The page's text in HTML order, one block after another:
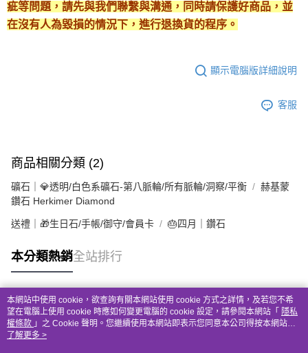
疵等問題，請先與我們聯繫與溝通，同時請保護好商品，並
在沒有人為毀損的情況下，進行退換貨的程序。
顯示電腦版詳細說明
客服
商品相關分類 (2)
礦石｜💎透明/白色系礦石-第八脈輪/所有脈輪/洞察/平衡
赫基蒙
鑽石 Herkimer Diamond
送禮｜🎁生日石/手帳/御守/會員卡 🎂四月｜鑽石
本分類熱銷全站排行
熱門標籤
本網站中使用 cookie，欲查詢有關本網站使用 cookie 方式之詳情，及若您不希
望在電腦上使用 cookie 時應如何變更電腦的 cookie 設定，請參閱本網站「 隱私
權條款 」之 Cookie 聲明。您繼續使用本網站即表示您同意本公司得按本網站使
用條款之 Cookie 聲明使用 cookie。
了解更多 >